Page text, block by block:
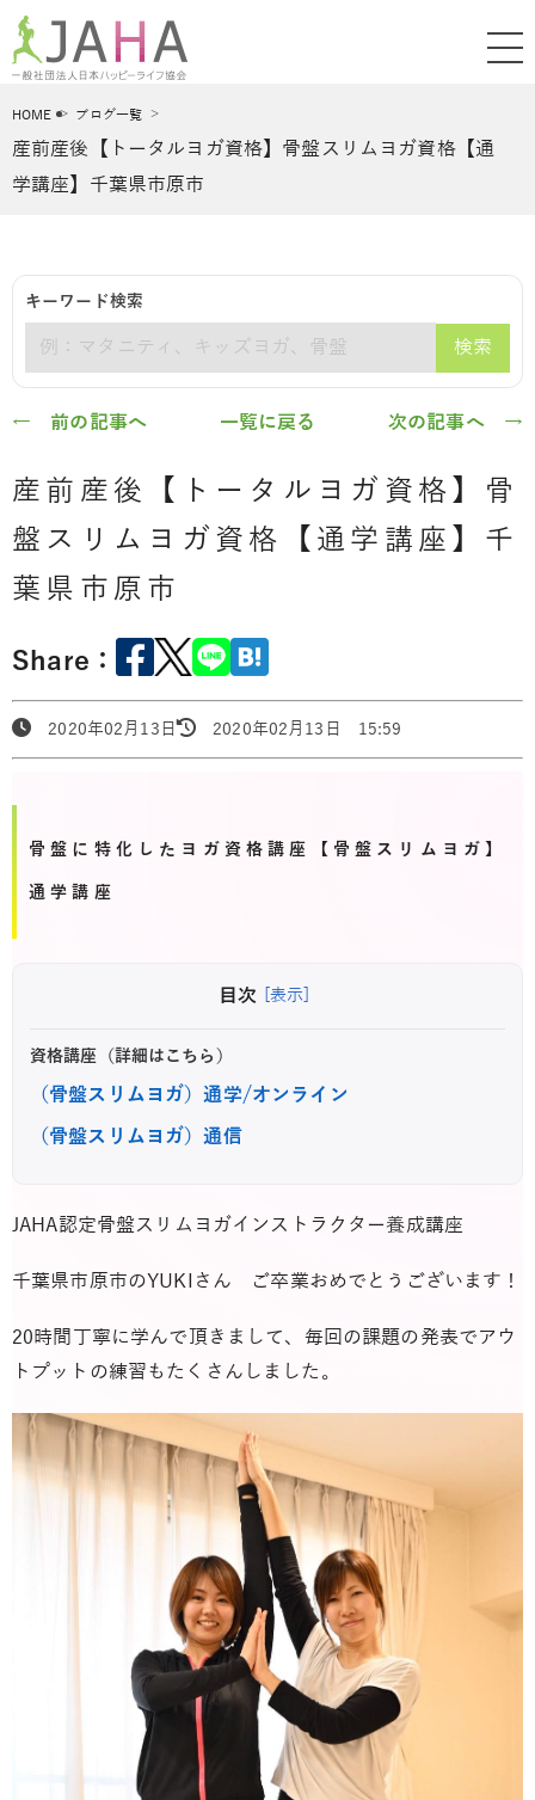
HOME ブログ一覧
産前産後【トータルヨガ資格】骨盤スリムヨガ資格【通
学講座】千葉県市原市
キーワード検索
検索
← 前の記事へ 一覧に戻る 次の記事へ →
産前産後【トータルヨガ資格】骨
盤スリムヨガ資格【通学講座】千
葉県市原市
Share：
2020年02月13日 2020年02月13日 15:59
骨盤に特化したヨガ資格講座【骨盤スリムヨガ】
通学講座
目次 [表示]
資格講座（詳細はこちら）
（骨盤スリムヨガ）通学/オンライン
（骨盤スリムヨガ）通信
JAHA認定骨盤スリムヨガインストラクター養成講座
千葉県市原市のYUKIさん ご卒業おめでとうございます！
20時間丁寧に学んで頂きまして、毎回の課題の発表でアウ
トプットの練習もたくさんしました。